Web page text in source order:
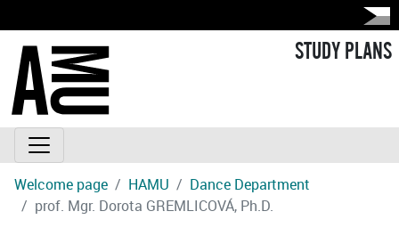
STUDY PLANS
Welcome page HAMU
Dance Department
prof. Mgr. Dorota GREMLICOVÁ, Ph.D.